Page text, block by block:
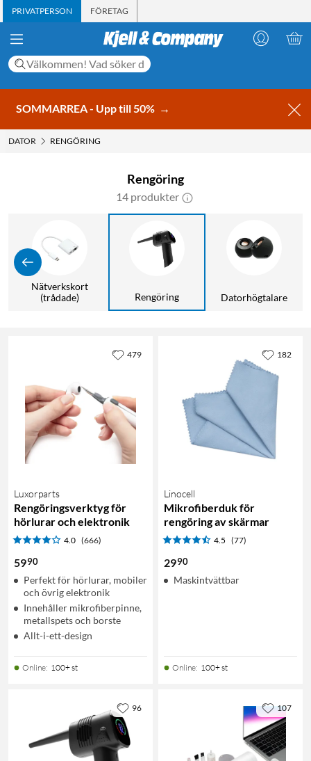
PRIVATPERSON FÖRETAG
SOMMARREA - Upp till 50% →
DATOR RENGÖRING
Rengöring
14 produkter
Nätverkskort
(trådade)
Rengöring Datorhögtalare
Luxorparts
Rengöringsverktyg för
hörlurar och elektronik
4.0 (666)
5990
Perfekt för hörlurar, mobiler
och övrig elektronik
Innehåller mikrofiberpinne,
metallspets och borste
Allt-i-ett-design
Online: 100+ st
479
Linocell
Mikrofiberduk för
rengöring av skärmar
4.5 (77)
2990
Maskintvättbar
Online: 100+ st
182
96 107